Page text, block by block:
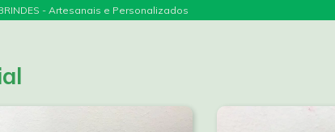
BRINDES - Artesanais e Personalizados